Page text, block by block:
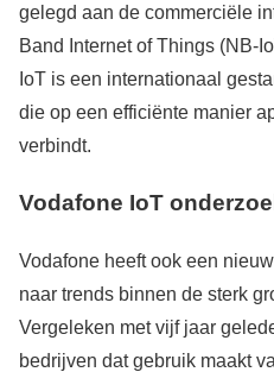
gelegd aan de commerciële
Band Internet of Things (NB-
IoT is een internationaal
die op een efficiënte manier
verbindt.
Vodafone IoT
Vodafone heeft ook een
naar trends binnen de sterk
Vergeleken met vijf jaar
bedrijven dat gebruik maakt